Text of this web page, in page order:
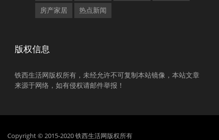
房产家居 热点新闻
版权信息
铁西生活网版权所有，未经允许不可复制本站镜像，本站文章
来源于网络，如有侵权请邮件举报！
Copyright © 2015-2020 铁西生活网版权所有